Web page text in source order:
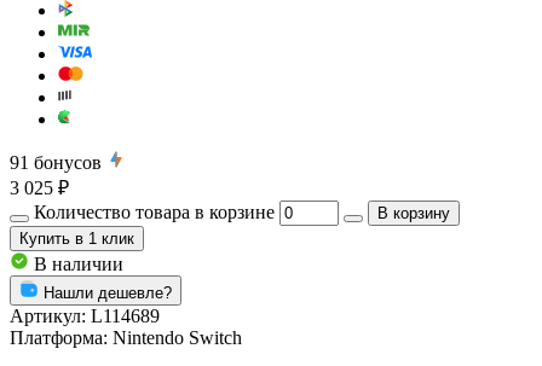
91 бонусов
3 025 ₽
Количество товара в корзине
В корзину
Купить в 1 клик
В наличии
Нашли дешевле?
Артикул: L114689
Платформа: Nintendo Switch